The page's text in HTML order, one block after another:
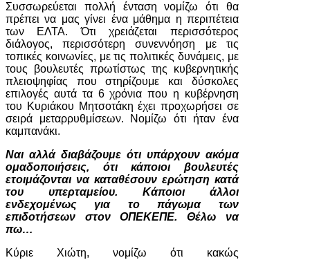
Συσσωρεύεται πολλή ένταση νομίζω ότι θα
πρέπει να μας γίνει ένα μάθημα η περιπέτεια
των ΕΛΤΑ. Ότι χρειάζεται περισσότερος
διάλογος, περισσότερη συνεννόηση με τις
τοπικές κοινωνίες, με τις πολιτικές δυνάμεις, με
τους βουλευτές πρωτίστως της κυβερνητικής
πλειοψηφίας που στηρίζουμε και δύσκολες
επιλογές αυτά τα 6 χρόνια που η κυβέρνηση
του Κυριάκου Μητσοτάκη έχει προχωρήσει σε
σειρά μεταρρυθμίσεων. Νομίζω ότι ήταν ένα
καμπανάκι.
Ναι αλλά διαβάζουμε ότι υπάρχουν ακόμα
ομαδοποιήσεις, ότι κάποιοι βουλευτές
ετοιμάζονται να καταθέσουν ερώτηση κατά
του υπερταμείου. Κάποιοι άλλοι
ενδεχομένως για το πάγωμα των
επιδοτήσεων στον ΟΠΕΚΕΠΕ. Θέλω να
πω…
Κύριε Χιώτη, νομίζω ότι κακώς